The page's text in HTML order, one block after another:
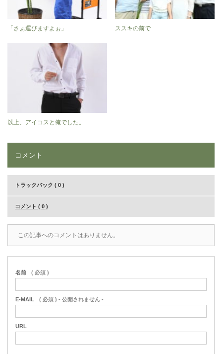
「さぁ運びますよぉ」 ススキの前で
以上、アイコスと俺でした。
コメント
トラックバック ( 0 )
コメント ( 0 )
この記事へのコメントはありません。
名前 ( 必須 )
E-MAIL ( 必須 ) - 公開されません -
URL